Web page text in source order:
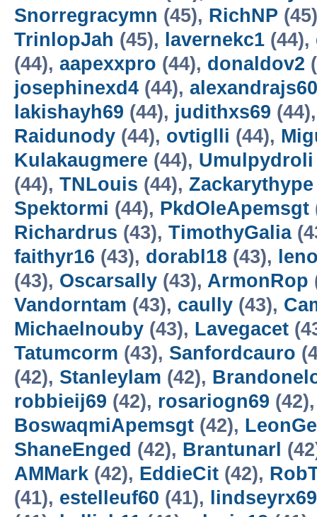
Snorregracymn (45), RichNP
TrinlopJah (45), lavernekc1 (44),
(44), aapexxpro (44), donaldov2
josephinexd4 (44), alexandrajs60
lakishayh69 (44), judithxs69
Raidunody (44), ovtiglli (44),
Kulakaugmere (44), Umulpydroli
(44), TNLouis (44), Zackarythype
Spektormi (44), PkdOleApemsgt
Richardrus (43), TimothyGalia
faithyr16 (43), dorabl18 (43),
(43), Oscarsally (43), ArmonRop
Vandorntam (43), caully (43),
Michaelnouby (43), Lavegacet
Tatumcorm (43), Sanfordcauro
(42), Stanleylam (42),
robbieij69 (42), rosariogn69
BoswaqmiApemsgt (42),
ShaneEnged (42), Brantunarl
AMMark (42), EddieCit (42),
(41), estelleuf60 (41),
lindseyrx69